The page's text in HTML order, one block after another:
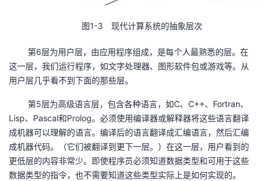
课
的
证
我
实
验
的
收
藏
术
支
持
云
声
建
议
图1-3 现代计算系统的抽象层次
第6层为用户层，由应用程序组成，是每个人最熟悉的层。在
这一层，我们运行程序，如文字处理器、图形软件包或游戏等。从
用户层几乎看不到下面的那些层。
第5层为高级语言层，包含各种语言，如C、C++、Fortran、
Lisp、Pascal和Prolog。必须使用编译器或解释器将这些语言翻译
成机器可以理解的语言。编译后的语言翻译成汇编语言，然后汇编
成机器代码。（它们被翻译到更下一层。）在这一层，用户看到的
更低层的内容非常少。即使程序员必须知道数据类型和可用于这些
数据类型的指令，也不需要知道这些类型实际上是如何实现的。